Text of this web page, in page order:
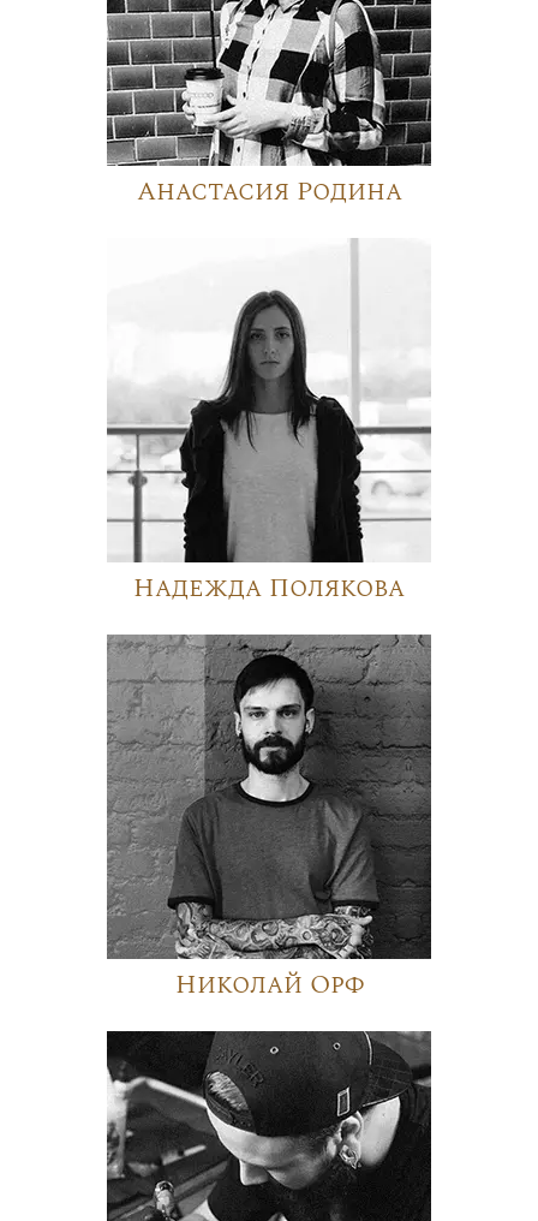
Анастасия Родина
Надежда Полякова
Николай Орф